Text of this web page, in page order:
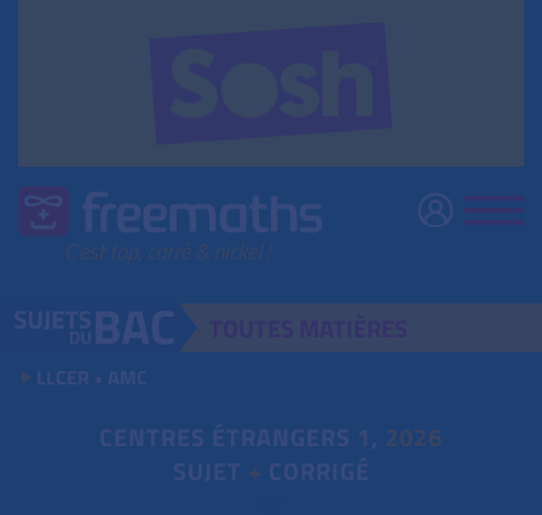
LLCER • AMC
CENTRES ÉTRANGERS 1, 2026
SUJET + CORRIGÉ